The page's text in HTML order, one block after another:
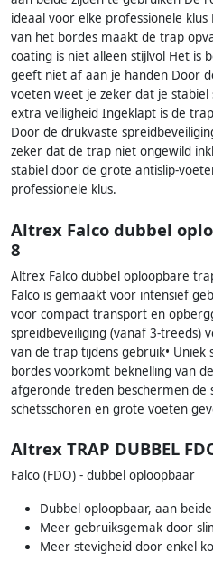
ideaal voor elke professionele
van het bordes maakt de trap
coating is niet alleen stijlvol Het is
geeft niet af aan je handen Door
voeten weet je zeker dat je
extra veiligheid Ingeklapt is de
Door de drukvaste
zeker dat de trap niet ongewild
stabiel door de grote antislip-
professionele klus.
Altrex Falco dubbel
8
Altrex Falco dubbel oploopbare
Falco is gemaakt voor intensief
voor compact transport en
spreidbeveiliging (vanaf 3-treeds)
van de trap tijdens gebruik• Uniek
bordes voorkomt beknelling van
afgeronde treden beschermen de
schetsschoren en grote voeten
Altrex TRAP DUBBEL
Falco (FDO) - dubbel oploopbaar
Dubbel oploopbaar, aan
Meer gebruiksgemak door
Meer stevigheid door enkel